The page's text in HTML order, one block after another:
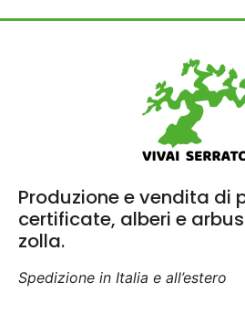
Produzione e vendita di
certificate, alberi e
zolla.
Spedizione in Italia e all’estero